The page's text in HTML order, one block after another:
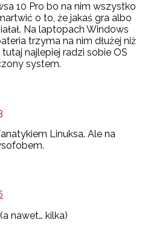
10 Pro bo na nim wszystko
o to, że jakaś gra albo
Na laptopach Windows
trzyma na nim dłużej niż
najlepiej radzi sobie OS
system.
Linuksa. Ale na
nawet… kilka)